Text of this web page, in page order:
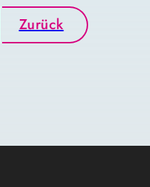
Zurück